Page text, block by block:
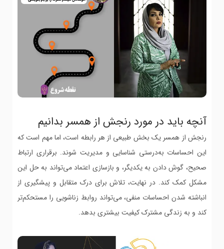
آنچه باید در مورد رنجش از همسر بدانیم
رنجش از همسر یک بخش طبیعی از هر رابطه است، اما مهم است که
این احساسات به‌درستی شناسایی و مدیریت شوند. برقراری ارتباط
صحیح، گوش دادن به یکدیگر، و بازسازی اعتماد می‌تواند به حل این
مشکل کمک کند. در نهایت، تلاش برای درک متقابل و پیشگیری از
انباشته شدن احساسات منفی، می‌تواند روابط زناشویی را مستحکم‌تر
کند و به زندگی مشترک کیفیت بیشتری بدهد.